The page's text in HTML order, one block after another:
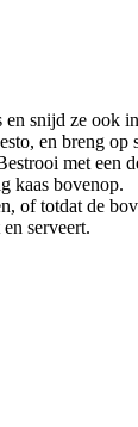
en snijd ze ook
en breng op
met een
kaas bovenop.
of totdat de
serveert.